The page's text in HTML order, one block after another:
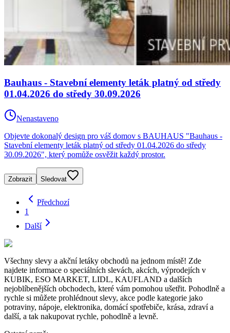
Bauhaus - Stavební elementy leták platný od středy
01.04.2026 do středy 30.09.2026
Nenastaveno
Objevte dokonalý design pro váš domov s BAUHAUS "Bauhaus -
Stavební elementy leták platný od středy 01.04.2026 do středy
30.09.2026", který pomůže osvěžit každý prostor.
Zobrazit Sledovat
Předchozí
1
Další
Všechny slevy a akční letáky obchodů na jednom místě! Zde
najdete informace o speciálních slevách, akcích, výprodejích v
KUBIK, ESO MARKET, LIDL, KAUFLAND a dalších
nejoblíbenějších obchodech, které vám pomohou ušetřit. Pohodlně a
rychle si můžete prohlédnout slevy, akce podle kategorie jako
potraviny, nápoje, elektronika, domácí spotřebiče, krása, zdraví a
další, a tak nakupovat rychle, pohodlně a levně.